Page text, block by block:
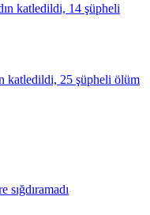
katledildi, 14 şüpheli
katledildi, 25 şüpheli ölüm
sığdıramadı